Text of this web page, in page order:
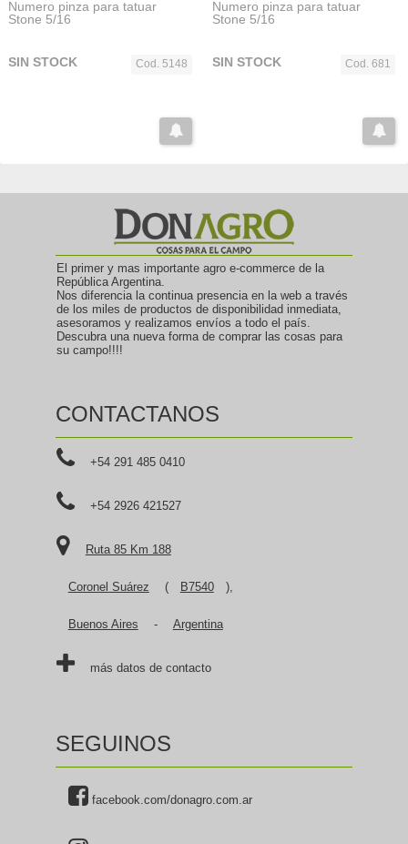
Numero pinza para tatuar
Stone 5/16
Cod. 5148
SIN STOCK
Numero pinza para tatuar
Stone 5/16
Cod. 681
SIN STOCK
El primer y mas importante agro e-commerce de la
República Argentina.
Nos diferencia la continua presencia en la web a través
de los miles de productos de disponibilidad inmediata,
asesoramos y realizamos envíos a todo el país.
Descubra una nueva forma de comprar las cosas para
su campo!!!!
CONTACTANOS
+54 291 485 0410
+54 2926 421527
Ruta 85 Km 188
Coronel Suárez ( B7540 ),
Buenos Aires - Argentina
más datos de contacto
SEGUINOS
facebook.com/donagro.com.ar